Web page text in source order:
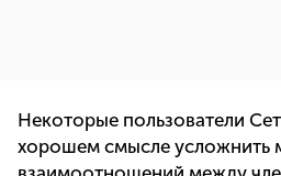
Некоторые пользователи
хорошем смысле усложнить